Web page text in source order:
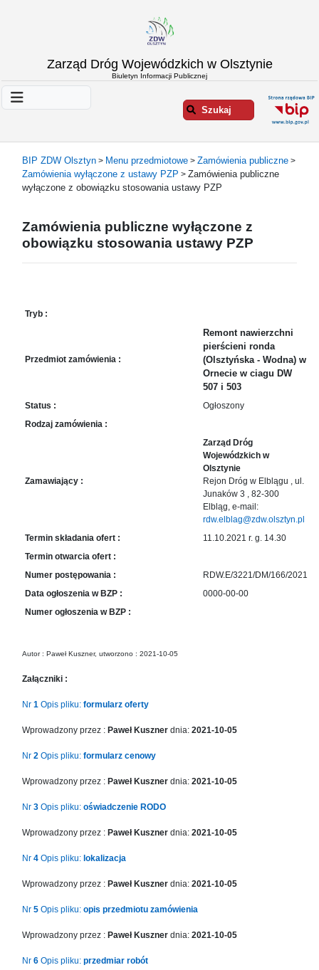
Zarząd Dróg Wojewódzkich w Olsztynie
Biuletyn Informacji Publicznej
Szukaj
Informacje
o
drogach
raporty
komunikacji
sprawę
mienia
majątkowego
Ochrona
dostępności
Automatically
Hierarchic
Menu
2.1.0
Author:
https://atakanau.blogspot.com/2021/01/automatic-
menu-
wp-
Theme:
(kanewp)
BIP ZDW Olsztyn > Menu przedmiotowe > Zamówienia publiczne >
Zamówienia wyłączone z ustawy PZP > Zamówienia publiczne
wyłączone z obowiązku stosowania ustawy PZP
Zamówienia publiczne wyłączone z
obowiązku stosowania ustawy PZP
Tryb :
Przedmiot zamówienia :
Remont nawierzchni
pierścieni ronda
(Olsztyńska - Wodna) w
Ornecie w ciagu DW
507 i 503
Status :
Ogłoszony
Rodzaj zamówienia :
Zamawiający :
Zarząd Dróg
Wojewódzkich w
Olsztynie
Rejon Dróg w Elblągu , ul.
Junaków 3 , 82-300
Elbląg, e-mail:
rdw.elblag@zdw.olsztyn.pl
Termin składania ofert :
11.10.2021 r. g. 14.30
Termin otwarcia ofert :
Numer postępowania :
RDW.E/3221/DM/166/2021
Data ogłoszenia w BZP :
0000-00-00
Numer ogłoszenia w BZP :
Autor : Paweł Kuszner, utworzono : 2021-10-05
Załączniki :
Nr 1 Opis pliku: formularz oferty
Wprowadzony przez : Paweł Kuszner dnia: 2021-10-05
Nr 2 Opis pliku: formularz cenowy
Wprowadzony przez : Paweł Kuszner dnia: 2021-10-05
Nr 3 Opis pliku: oświadczenie RODO
Wprowadzony przez : Paweł Kuszner dnia: 2021-10-05
Nr 4 Opis pliku: lokalizacja
Wprowadzony przez : Paweł Kuszner dnia: 2021-10-05
Nr 5 Opis pliku: opis przedmiotu zamówienia
Wprowadzony przez : Paweł Kuszner dnia: 2021-10-05
Nr 6 Opis pliku: przedmiar robót